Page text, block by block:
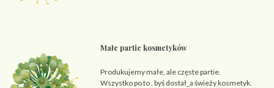
Małe partie kosmetyków
Produkujemy małe, ale częste partie.
Wszystko po to , byś dostał_a świeży kosmetyk.